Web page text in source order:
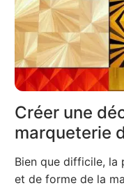
Créer une
marqueterie
Bien que difficile, la
et de forme de la